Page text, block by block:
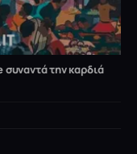
την καρδιά